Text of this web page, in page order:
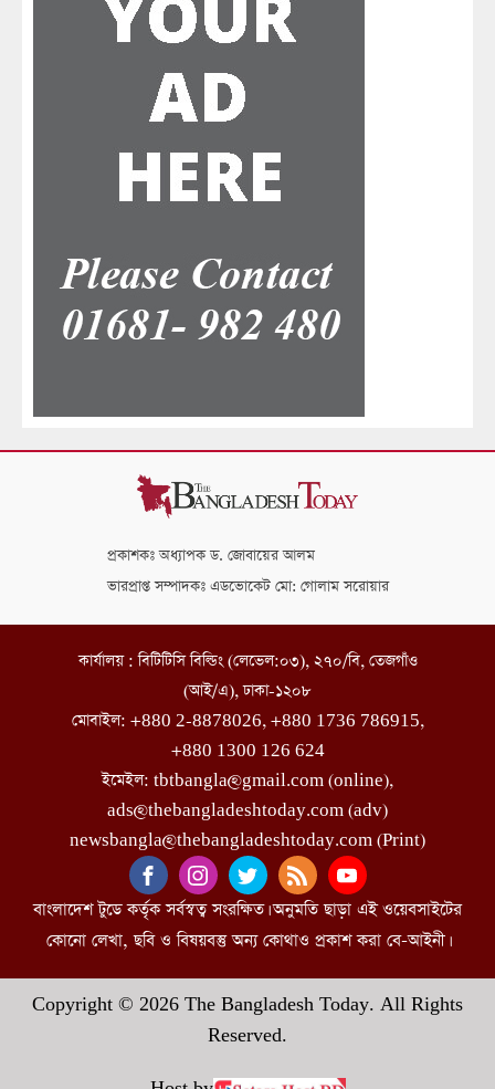
প্রকাশকঃ অধ্যাপক ড. জোবায়ের আলম
ভারপ্রাপ্ত সম্পাদকঃ এডভোকেট মো: গোলাম সরোয়ার
কার্যালয় : বিটিটিসি বিল্ডিং (লেভেল:০৩), ২৭০/বি, তেজগাঁও
(আই/এ), ঢাকা-১২০৮
মোবাইল: +880 2-8878026, +880 1736 786915,
+880 1300 126 624
ইমেইল: tbtbangla@gmail.com (online),
ads@thebangladeshtoday.com (adv)
newsbangla@thebangladeshtoday.com (Print)
বাংলাদেশ টুডে কর্তৃক সর্বস্বত্ব সংরক্ষিত। অনুমতি ছাড়া এই ওয়েবসাইটের
কোনো লেখা, ছবি ও বিষয়বস্তু অন্য কোথাও প্রকাশ করা বে-আইনী।
Copyright © 2026 The Bangladesh Today. All Rights
Reserved.